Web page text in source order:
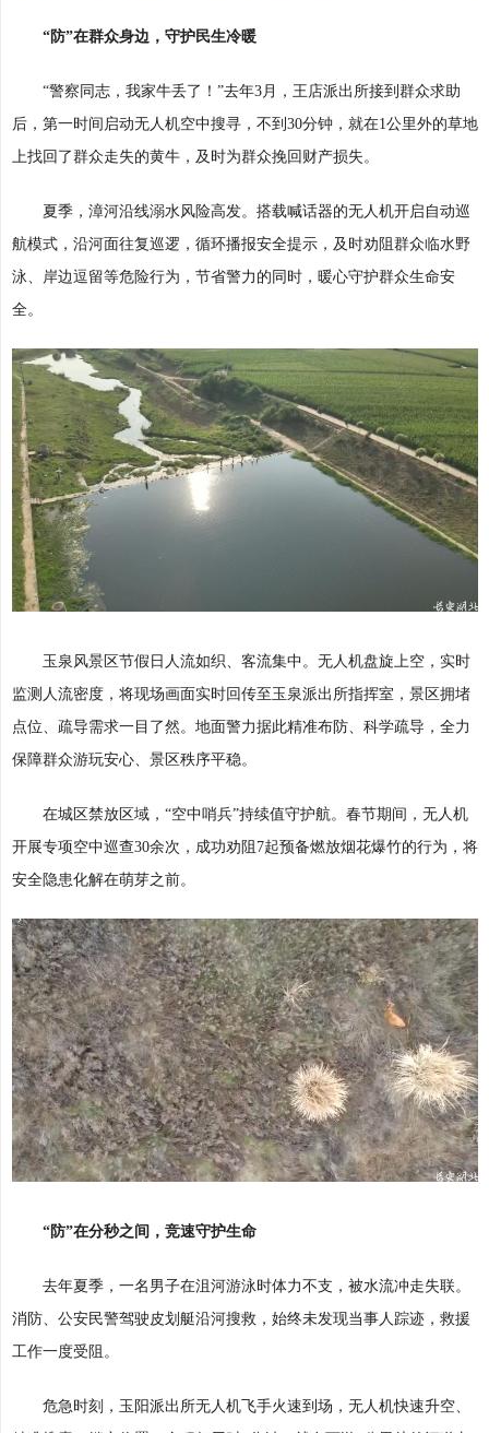
“防”在群众身边，守护民生冷暖
“警察同志，我家牛丢了！”去年3月，王店派出所接到群众求助
后，第一时间启动无人机空中搜寻，不到30分钟，就在1公里外的草地
上找回了群众走失的黄牛，及时为群众挽回财产损失。
夏季，漳河沿线溺水风险高发。搭载喊话器的无人机开启自动巡
航模式，沿河面往复巡逻，循环播报安全提示，及时劝阻群众临水野
泳、岸边逗留等危险行为，节省警力的同时，暖心守护群众生命安
全。
玉泉风景区节假日人流如织、客流集中。无人机盘旋上空，实时
监测人流密度，将现场画面实时回传至玉泉派出所指挥室，景区拥堵
点位、疏导需求一目了然。地面警力据此精准布防、科学疏导，全力
保障群众游玩安心、景区秩序平稳。
在城区禁放区域，“空中哨兵”持续值守护航。春节期间，无人机
开展专项空中巡查30余次，成功劝阻7起预备燃放烟花爆竹的行为，将
安全隐患化解在萌芽之前。
“防”在分秒之间，竞速守护生命
去年夏季，一名男子在沮河游泳时体力不支，被水流冲走失联。
消防、公安民警驾驶皮划艇沿河搜救，始终未发现当事人踪迹，救援
工作一度受阻。
危急时刻，玉阳派出所无人机飞手火速到场，无人机快速升空、